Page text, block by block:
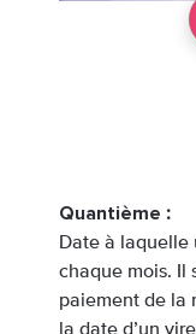
Quantième :
Date à laquelle
chaque mois. Il
paiement de la